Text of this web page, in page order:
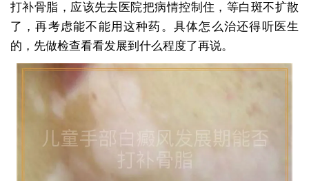
打补骨脂，应该先去医院把病情控制住，等白斑不扩散
了，再考虑能不能用这种药。具体怎么治还得听医生
的，先做检查看看发展到什么程度了再说。